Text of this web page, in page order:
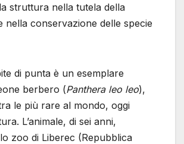
struttura nella tutela della
nella conservazione delle specie
di punta è un esemplare
berbero (Panthera leo leo),
le più rare al mondo, oggi
L’animale, di sei anni,
zoo di Liberec (Repubblica